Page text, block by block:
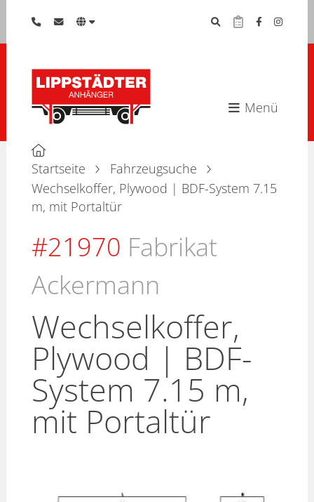
Menü
Startseite
Fahrzeugsuche
Wechselkoffer, Plywood | BDF-System 7.15
m, mit Portaltür
#21970 Fabrikat
Ackermann
Wechselkoffer,
Plywood | BDF-
System 7.15 m,
mit Portaltür